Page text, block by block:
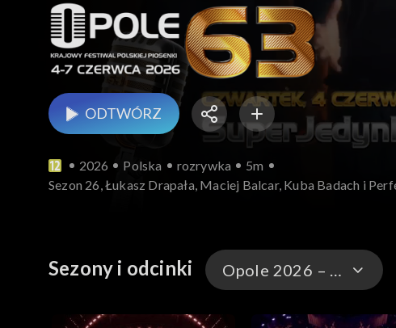
ODTWÓRZ
2026 Polska rozrywka
5m
Sezon 26, Łukasz Drapała, Maciej Balcar, Kuba Badach i
Sezony i odcinki Opole 2026 – występy
Opole 2026